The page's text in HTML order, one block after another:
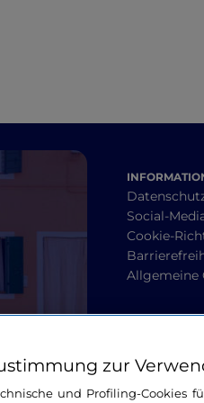
Social-
Cookie-
Allgemeine
zur
und Profiling-Cookies